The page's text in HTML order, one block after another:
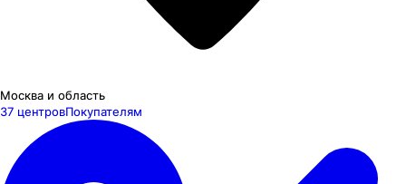
Москва и область
37 центровПокупателям